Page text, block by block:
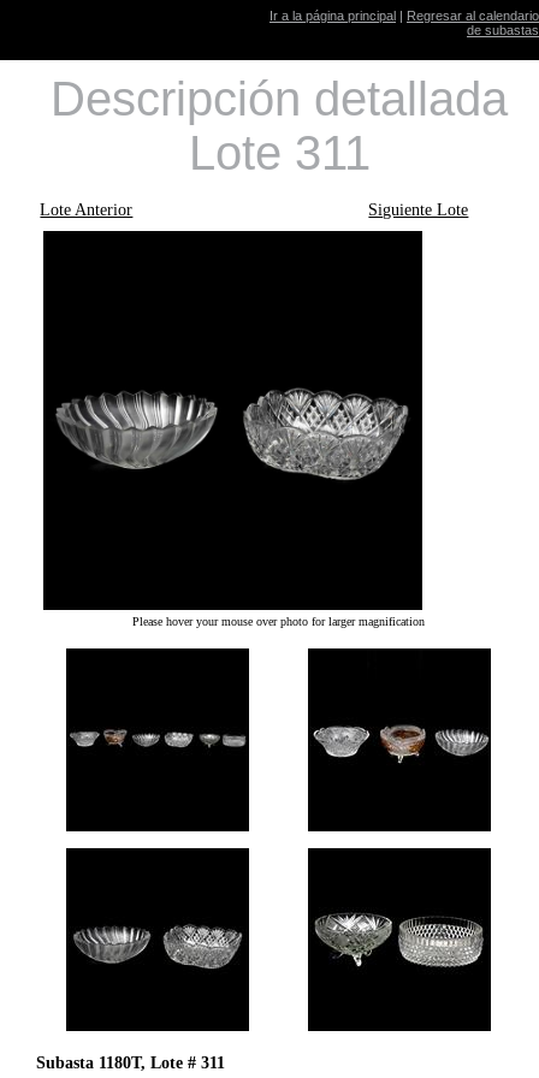
Ir a la página principal | Regresar al calendario
de subastas
Descripción detallada
Lote 311
Lote Anterior Siguiente Lote
Please hover your mouse over photo for larger magnification
Subasta 1180T, Lote # 311